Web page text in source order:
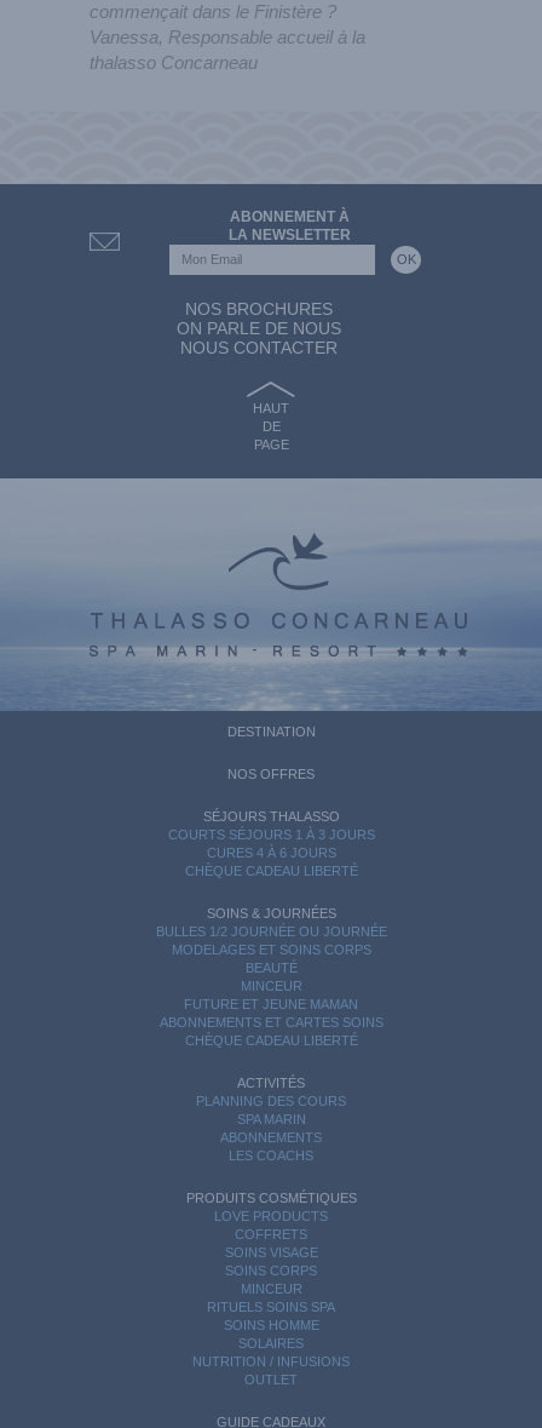
commençait dans le Finistère ?
Vanessa, Responsable accueil à la
thalasso Concarneau
ABONNEMENT À
LA NEWSLETTER
NOS BROCHURES
ON PARLE DE NOUS
NOUS CONTACTER
HAUT
DE
PAGE
DESTINATION
NOS OFFRES
SÉJOURS THALASSO
COURTS SÉJOURS 1 À 3 JOURS
CURES 4 À 6 JOURS
CHÈQUE CADEAU LIBERTÉ
SOINS & JOURNÉES
BULLES 1/2 JOURNÉE OU JOURNÉE
MODELAGES ET SOINS CORPS
BEAUTÉ
MINCEUR
FUTURE ET JEUNE MAMAN
ABONNEMENTS ET CARTES SOINS
CHÈQUE CADEAU LIBERTÉ
ACTIVITÉS
PLANNING DES COURS
SPA MARIN
ABONNEMENTS
LES COACHS
PRODUITS COSMÉTIQUES
LOVE PRODUCTS
COFFRETS
SOINS VISAGE
SOINS CORPS
MINCEUR
RITUELS SOINS SPA
SOINS HOMME
SOLAIRES
NUTRITION / INFUSIONS
OUTLET
GUIDE CADEAUX